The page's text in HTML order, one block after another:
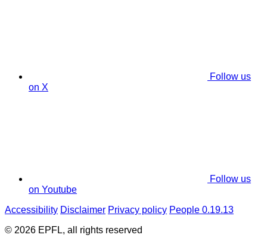
Follow us
on X
Follow us
on Youtube
Accessibility Disclaimer Privacy policy People 0.19.13
© 2026 EPFL, all rights reserved